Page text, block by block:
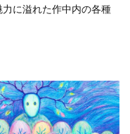
に溢れた作中内の各種